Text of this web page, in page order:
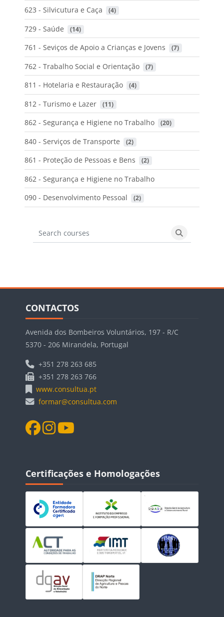
623 - Silvicutura e Caça (4)
729 - Saúde (14)
761 - Seviços de Apoio a Crianças e Jovens (7)
762 - Trabalho Social e Orientação (7)
811 - Hotelaria e Restauração (4)
812 - Turismo e Lazer (11)
862 - Segurança e Higiene no Trabalho (20)
840 - Serviços de Transporte (2)
861 - Proteção de Pessoas e Bens (2)
862 - Segurança e Higiene no Trabalho
090 - Desenvolvimento Pessoal
(2)
Search courses
Search
Blocos
CONTACTOS
Avenida dos Bombeiros Voluntários, 197 - R/C
5370 - 206 Mirandela, Portugal
+351 278 263 685
+351 278 263 766
www.consultua.pt
formar@consultua.com
Blocos
Certificações e Homologações